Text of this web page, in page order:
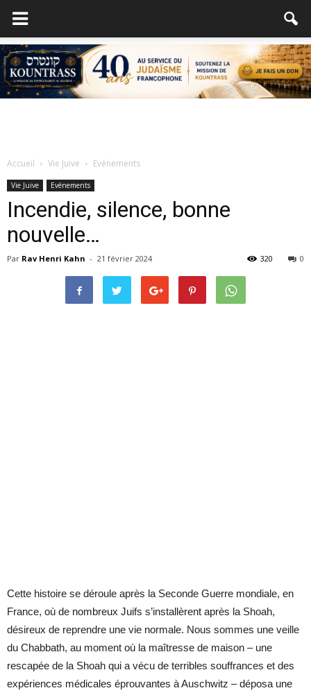
Accueil Vie Juive Evénements
Vie Juive Evénements
Incendie, silence, bonne
nouvelle…
Par Rav Henri Kahn - 21 février 2024 0
320
Cette histoire se déroule après la Seconde Guerre mondiale, en
France, où de nombreux Juifs s’installèrent après la Shoah,
désireux de reprendre une vie normale. Nous sommes une veille
du Chabbath, au moment où la maîtresse de maison – une
rescapée de la Shoah qui a vécu de terribles souffrances et des
expériences médicales éprouvantes à Auschwitz – déposa une